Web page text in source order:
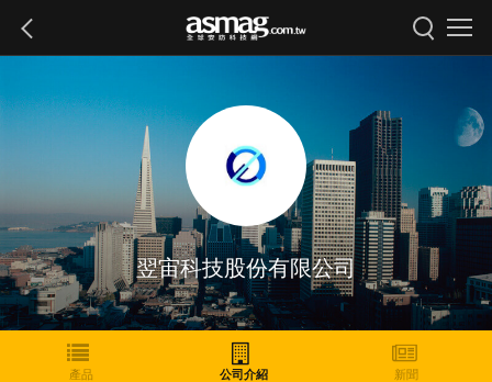
翌宙科技股份有限公司
產品 公司介紹 新聞